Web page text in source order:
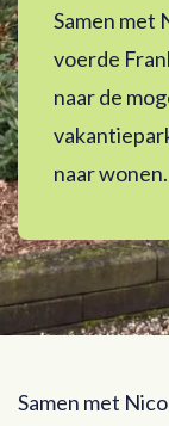
Samen met
voerde
naar de
naar wonen.
Samen met